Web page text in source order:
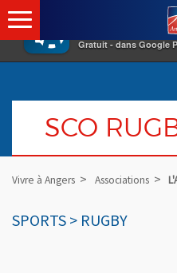
×
Gratuit - dans Google
SCO
Vivre à Angers Associations
SPORTS > RUGBY